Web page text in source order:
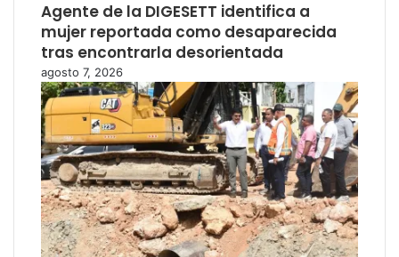
Agente de la DIGESETT identifica a
mujer reportada como desaparecida
tras encontrarla desorientada
agosto 7, 2026